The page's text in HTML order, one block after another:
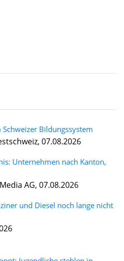
Bildungssystem
07.08.2026
Unternehmen nach Kanton,
AG, 07.08.2026
und Diesel noch lange nicht